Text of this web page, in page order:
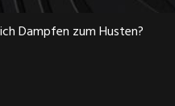
Dampfen zum Husten?